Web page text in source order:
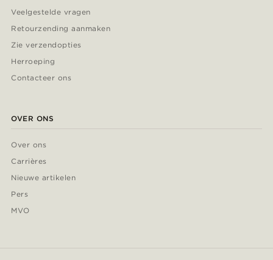
Veelgestelde vragen
Retourzending aanmaken
Zie verzendopties
Herroeping
Contacteer ons
OVER ONS
Over ons
Carrières
Nieuwe artikelen
Pers
MVO